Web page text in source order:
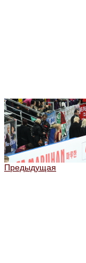
Предыдущая